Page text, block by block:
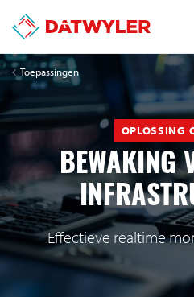
Toepassingen
OPLOSSING
BEWAKING
Effectieve realtime